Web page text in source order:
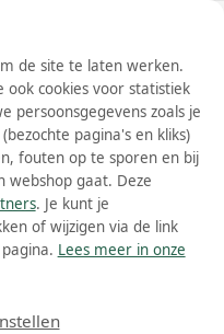
Wis filters Alle filters
de site te laten werken.
cookies voor statistiek
persoonsgegevens zoals je
pagina's en kliks)
fouten op te sporen en bij
webshop gaat. Deze
. Je kunt je
of wijzigen via de link
Lees meer in onze